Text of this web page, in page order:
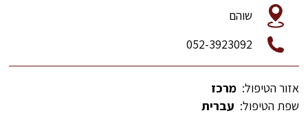
שוהם
052-3923092
אזור הטיפול: מרכז
שפת הטיפול: עברית